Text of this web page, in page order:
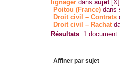
lignager danssujet [X]
Poitou (France) dans
Droit civil – Contrats
Droit civil – Rachat
Résultats 1 document
Affiner par sujet